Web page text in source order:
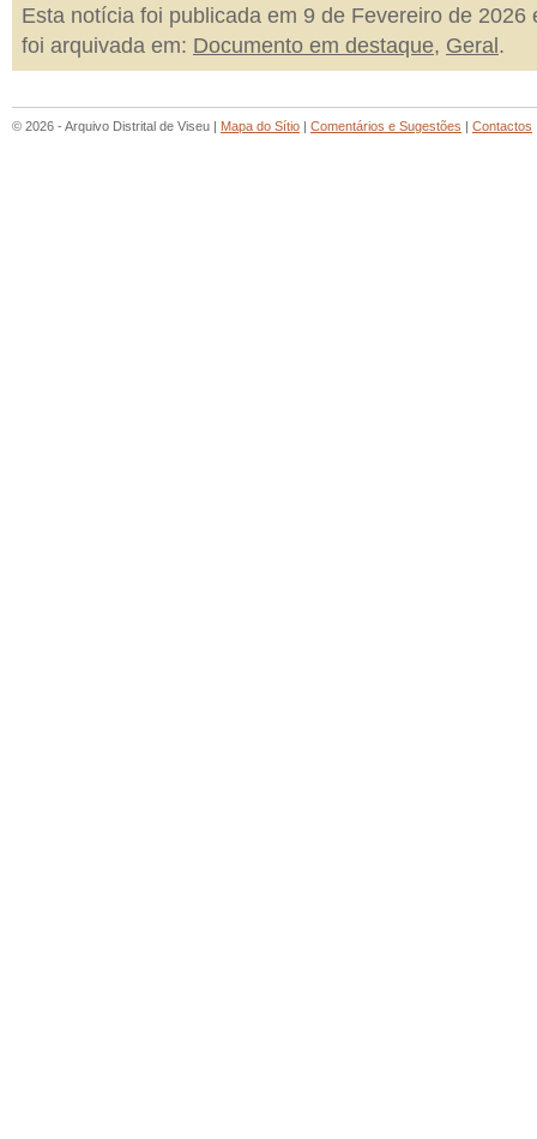
Esta notícia foi publicada em 9 de Fevereiro de 2026
foi arquivada em: Documento em destaque, Geral .
© 2026 - Arquivo Distrital de Viseu | Mapa do Sítio | Comentários e Sugestões | Contactos